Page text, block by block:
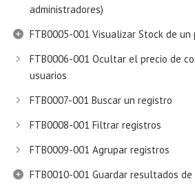
administradores)
FTB0005-001 Visualizar Stock de un
FTB0006-001 Ocultar el precio de
usuarios
FTB0007-001 Buscar un registro
FTB0008-001 Filtrar registros
FTB0009-001 Agrupar registros
FTB0010-001 Guardar resultados